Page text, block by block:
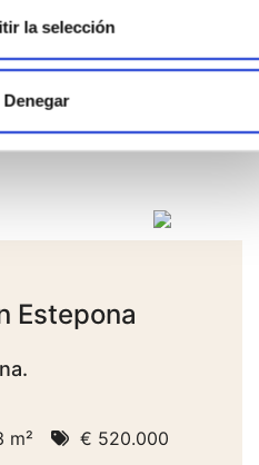
la selección
Denegar
Estepona
m² € 520.000